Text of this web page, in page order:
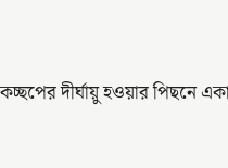
কচ্ছপের দীর্ঘায়ু হওয়ার পিছনে